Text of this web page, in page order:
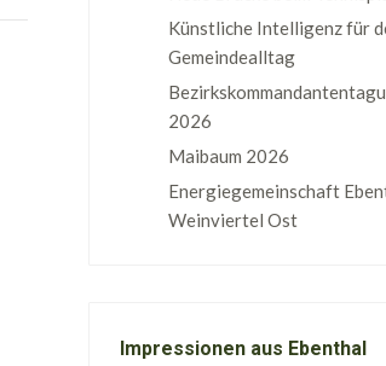
Künstliche Intelligenz für
Gemeindealltag
2026
Maibaum 2026
Energiegemeinschaft
Weinviertel Ost
Impressionen aus Ebenthal